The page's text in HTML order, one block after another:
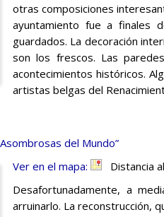
otras composiciones
ayuntamiento fue a finales
guardados. La decoración
son los frescos. Las
acontecimientos históricos.
artistas belgas del
del Mundo”
Ver en el mapa:
Distancia
Desafortunadamente, a
arruinarlo. La reconstrucción,